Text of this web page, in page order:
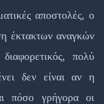
αποστολές, ο
έκτακτων αναγκών
πολύ
δεν είναι αν η
πόσο γρήγορα οι